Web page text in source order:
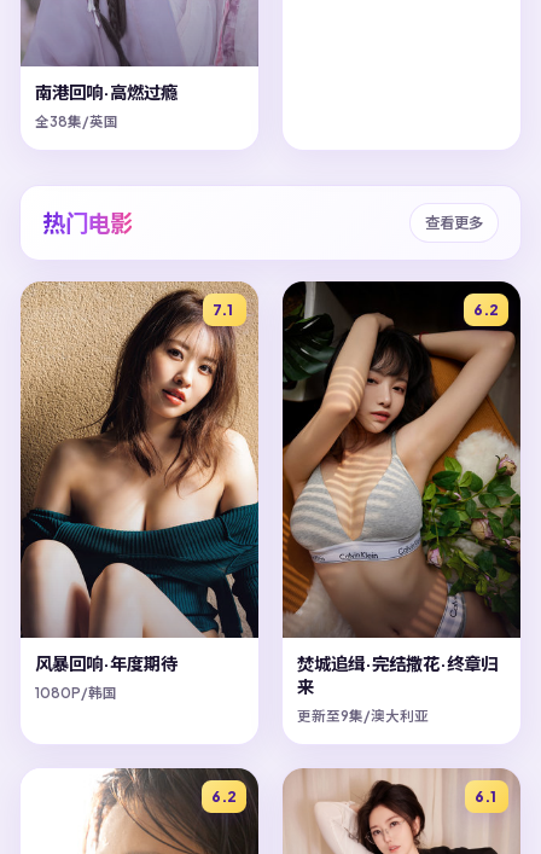
南港回响·高燃过瘾
全38集/英国
热门电影 查看更多
7.1
风暴回响·年度期待
1080P/韩国
6.2
焚城追缉·完结撒花·终章归
来
更新至9集/澳大利亚
6.2 6.1